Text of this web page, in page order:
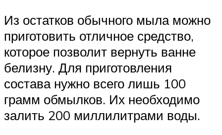
Из остатков обычного мыла можно
приготовить отличное средство,
которое позволит вернуть ванне
белизну. Для приготовления
состава нужно всего лишь 100
грамм обмылков. Их необходимо
залить 200 миллилитрами воды.